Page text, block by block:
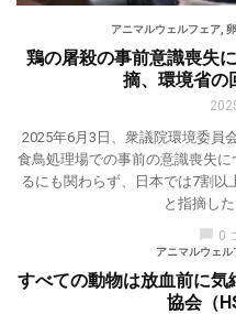
アニマルウェルフェア,
鶏の屠殺の事前意識喪失
摘、環境省の
2025年6月3日、衆議院環境委員
食鳥処理場での事前の意識喪失
るにも関わらず、日本では7割
と指摘し
0
アニマルウェル
すべての動物は放血前に
協会（